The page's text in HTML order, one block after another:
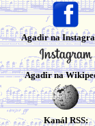
Agadir na
Agadir na
Kanál RSS: